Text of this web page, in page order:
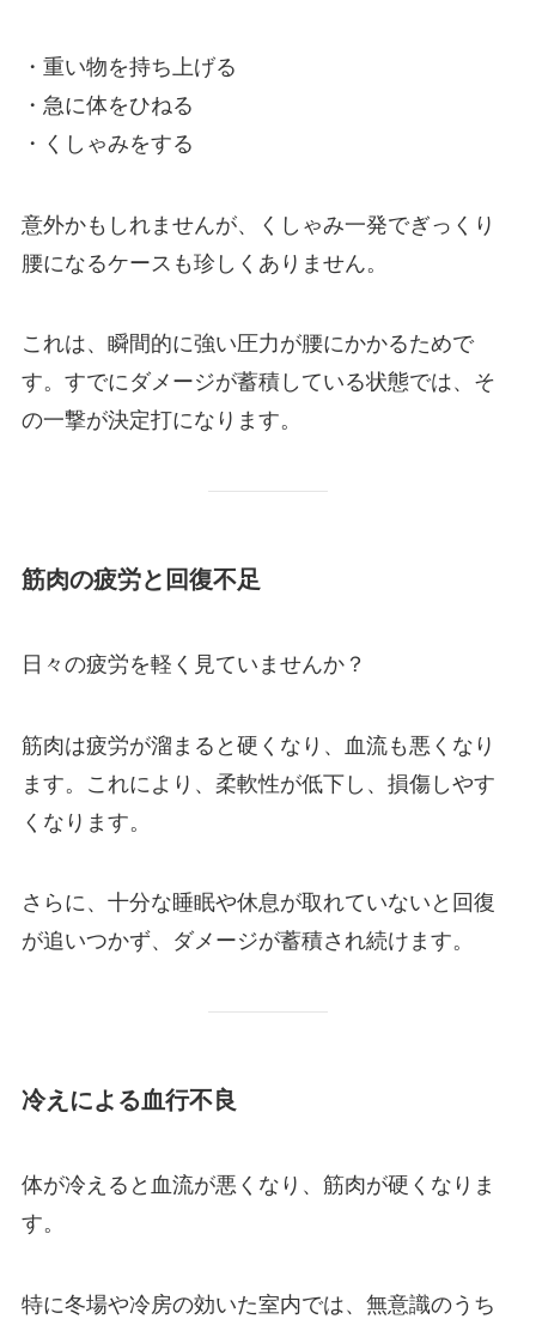
・重い物を持ち上げる
・急に体をひねる
・くしゃみをする
意外かもしれませんが、くしゃみ一発でぎっくり
腰になるケースも珍しくありません。
これは、瞬間的に強い圧力が腰にかかるためで
す。すでにダメージが蓄積している状態では、そ
の一撃が決定打になります。
筋肉の疲労と回復不足
日々の疲労を軽く見ていませんか？
筋肉は疲労が溜まると硬くなり、血流も悪くなり
ます。これにより、柔軟性が低下し、損傷しやす
くなります。
さらに、十分な睡眠や休息が取れていないと回復
が追いつかず、ダメージが蓄積され続けます。
冷えによる血行不良
体が冷えると血流が悪くなり、筋肉が硬くなりま
す。
特に冬場や冷房の効いた室内では、無意識のうち